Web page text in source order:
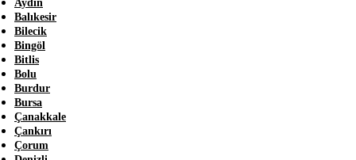
Aydın
Balıkesir
Bilecik
Bingöl
Bitlis
Bolu
Burdur
Bursa
Çanakkale
Çankırı
Çorum